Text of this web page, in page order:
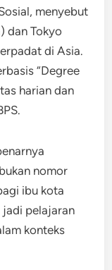
menyebut
dan Tokyo
di Asia.
“Degree
harian dan
nomor
ibu kota
jadi pelajaran
konteks